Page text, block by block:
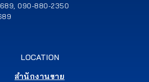
090-880-2350
LOCATION
สำนักงานขาย